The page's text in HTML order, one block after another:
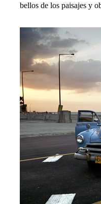
bellos de los paisajes y